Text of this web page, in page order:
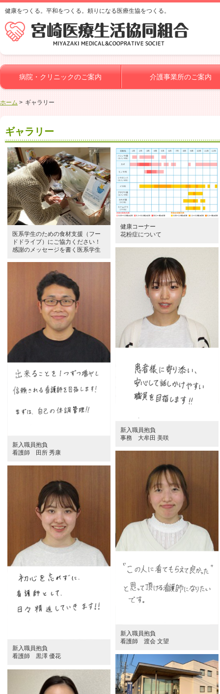
健康をつくる。平和をつくる。頼りになる医療生協をつくる。
病院・クリニックのご案内 介護事業所のご案内
ホーム ギャラリー
ギャラリー
医系学生のための食材支援（フー
ドドライブ）にご協力ください！
感謝のメッセージを書く医系学生
健康コーナー
花粉症について
新入職員抱負
事務 大牟田 美咲
新入職員抱負
看護師 田所 秀康
新入職員抱負
看護師 渡会 文望
新入職員抱負
看護師 黒澤 優花